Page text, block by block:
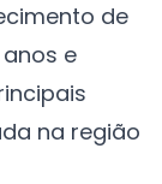
de
e
na região